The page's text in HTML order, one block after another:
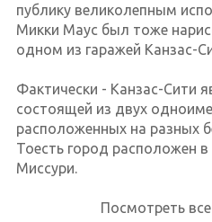
публику великолепным
Микки Маус был тоже
одном из гаражей Канзас-
Фактически - Канзас-Сити
состоящей из двух
расположенных на разных
Тоесть город расположен
Миссури.
Посмотреть все